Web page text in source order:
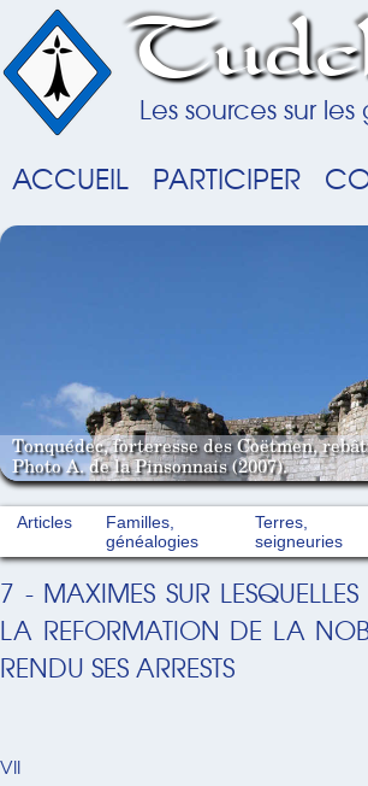
Les sources sur
ACCUEIL PARTICIPER
Tonquédec, forteresse des Coëtmen,
Photo A. de la Pinsonnais (2007).
Articles
Familles,
généalogies
Terres,
seigneuries
7 - MAXIMES SUR
LA REFORMATION DE LA
RENDU SES ARRESTS
VII